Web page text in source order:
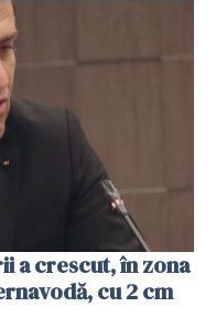
a crescut, în zona
cu 2 cm